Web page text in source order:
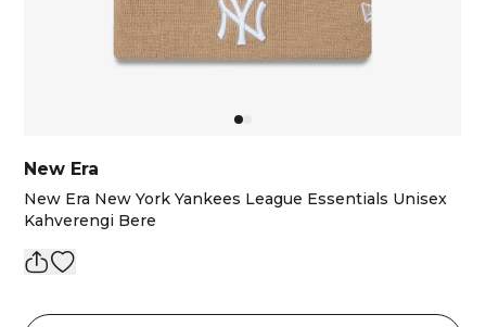
New Era
New Era New York Yankees League Essentials Unisex
Kahverengi Bere